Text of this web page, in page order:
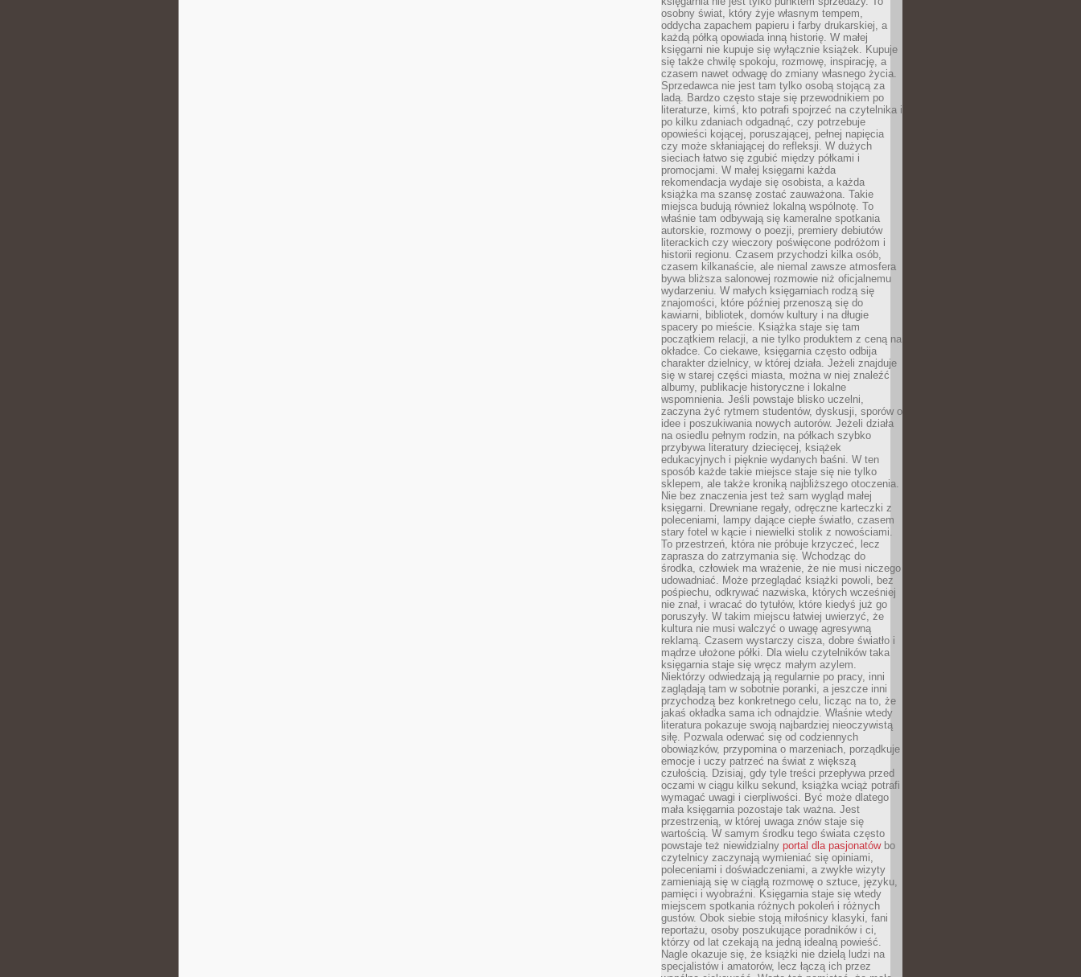
osobny świat, który żyje własnym tempem,
oddycha zapachem papieru i farby drukarskiej, a
każdą półką opowiada inną historię. W małej
księgarni nie kupuje się wyłącznie książek. Kupuje
się także chwilę spokoju, rozmowę, inspirację, a
czasem nawet odwagę do zmiany własnego życia.
Sprzedawca nie jest tam tylko osobą stojącą za
ladą. Bardzo często staje się przewodnikiem po
literaturze, kimś, kto potrafi spojrzeć na czytelnika i
po kilku zdaniach odgadnąć, czy potrzebuje
opowieści kojącej, poruszającej, pełnej napięcia
czy może skłaniającej do refleksji. W dużych
sieciach łatwo się zgubić między półkami i
promocjami. W małej księgarni każda
rekomendacja wydaje się osobista, a każda
książka ma szansę zostać zauważona. Takie
miejsca budują również lokalną wspólnotę. To
właśnie tam odbywają się kameralne spotkania
autorskie, rozmowy o poezji, premiery debiutów
literackich czy wieczory poświęcone podróżom i
historii regionu. Czasem przychodzi kilka osób,
czasem kilkanaście, ale niemal zawsze atmosfera
bywa bliższa salonowej rozmowie niż oficjalnemu
wydarzeniu. W małych księgarniach rodzą się
znajomości, które później przenoszą się do
kawiarni, bibliotek, domów kultury i na długie
spacery po mieście. Książka staje się tam
początkiem relacji, a nie tylko produktem z ceną na
okładce. Co ciekawe, księgarnia często odbija
charakter dzielnicy, w której działa. Jeżeli znajduje
się w starej części miasta, można w niej znaleźć
albumy, publikacje historyczne i lokalne
wspomnienia. Jeśli powstaje blisko uczelni,
zaczyna żyć rytmem studentów, dyskusji, sporów o
idee i poszukiwania nowych autorów. Jeżeli działa
na osiedlu pełnym rodzin, na półkach szybko
przybywa literatury dziecięcej, książek
edukacyjnych i pięknie wydanych baśni. W ten
sposób każde takie miejsce staje się nie tylko
sklepem, ale także kroniką najbliższego otoczenia.
Nie bez znaczenia jest też sam wygląd małej
księgarni. Drewniane regały, odręczne karteczki z
poleceniami, lampy dające ciepłe światło, czasem
stary fotel w kącie i niewielki stolik z nowościami.
To przestrzeń, która nie próbuje krzyczeć, lecz
zaprasza do zatrzymania się. Wchodząc do
środka, człowiek ma wrażenie, że nie musi niczego
udowadniać. Może przeglądać książki powoli, bez
pośpiechu, odkrywać nazwiska, których wcześniej
nie znał, i wracać do tytułów, które kiedyś już go
poruszyły. W takim miejscu łatwiej uwierzyć, że
kultura nie musi walczyć o uwagę agresywną
reklamą. Czasem wystarczy cisza, dobre światło i
mądrze ułożone półki. Dla wielu czytelników taka
księgarnia staje się wręcz małym azylem.
Niektórzy odwiedzają ją regularnie po pracy, inni
zaglądają tam w sobotnie poranki, a jeszcze inni
przychodzą bez konkretnego celu, licząc na to, że
jakaś okładka sama ich odnajdzie. Właśnie wtedy
literatura pokazuje swoją najbardziej nieoczywistą
siłę. Pozwala oderwać się od codziennych
obowiązków, przypomina o marzeniach, porządkuje
emocje i uczy patrzeć na świat z większą
czułością. Dzisiaj, gdy tyle treści przepływa przed
oczami w ciągu kilku sekund, książka wciąż potrafi
wymagać uwagi i cierpliwości. Być może dlatego
mała księgarnia pozostaje tak ważna. Jest
przestrzenią, w której uwaga znów staje się
wartością. W samym środku tego świata często
powstaje też niewidzialny portal dla pasjonatówbo
czytelnicy zaczynają wymieniać się opiniami,
poleceniami i doświadczeniami, a zwykłe wizyty
zamieniają się w ciągłą rozmowę o sztuce, języku,
pamięci i wyobraźni. Księgarnia staje się wtedy
miejscem spotkania różnych pokoleń i różnych
gustów. Obok siebie stoją miłośnicy klasyki, fani
reportażu, osoby poszukujące poradników i ci,
którzy od lat czekają na jedną idealną powieść.
Nagle okazuje się, że książki nie dzielą ludzi na
specjalistów i amatorów, lecz łączą ich przez